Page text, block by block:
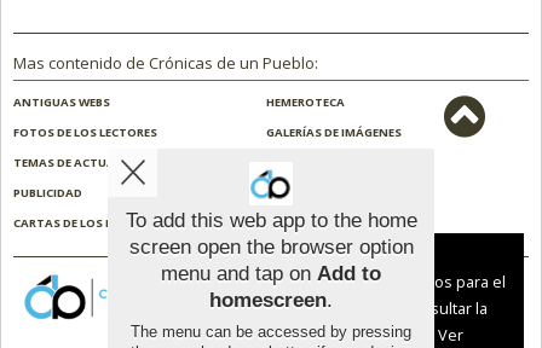
Mas contenido de Crónicas de un Pueblo:
ANTIGUAS WEBS
HEMEROTECA
FOTOS DE LOS LECTORES
GALERÍAS DE IMÁGENES
TEMAS DE ACTUALIDAD
PUBLICIDAD
CONTACTO
CARTAS DE LOS LECTORES
ENCUESTAS
To add this web app to the home
screen open the browser option
menu and tap on Add to
homescreen.
The menu can be accessed by pressing
Aviso sobre el Uso de cookies:
Utilizamos cookies nuestras y de terceros para el
funcionamiento del digital. Puedes consultar la
lista de cookies y como desconectarlas.
Ver